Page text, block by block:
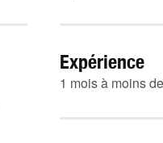
Expérience
1 mois à moins